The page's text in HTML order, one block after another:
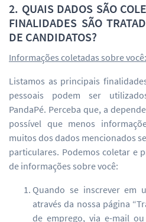
2. QUAIS DADOS SÃO
FINALIDADES SÃO
DE CANDIDATOS?
Informações coletadas sobre você:
Listamos as principais
pessoais podem ser
PandaPé. Perceba que, a
possível que menos
muitos dos dados mencionados
particulares. Podemos coletar e
de informações sobre você:
Quando se inscrever em
através da nossa página
de emprego, via e-mail